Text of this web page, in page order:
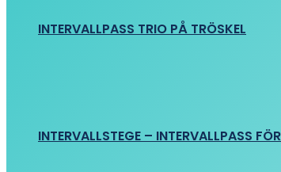
INTERVALLPASS TRIO PÅ TRÖSKEL
INTERVALLSTEGE – INTERVALLPASS